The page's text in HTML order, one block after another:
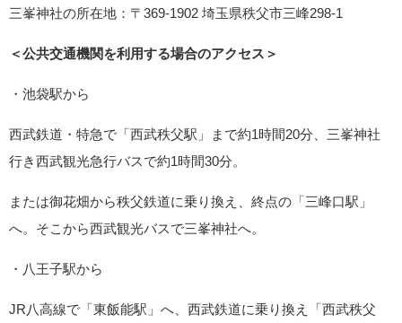
三峯神社の所在地：〒369-1902 埼玉県秩父市三峰298-1
＜公共交通機関を利用する場合のアクセス＞
・池袋駅から
西武鉄道・特急で「西武秩父駅」まで約1時間20分、三峯神社
行き西武観光急行バスで約1時間30分。
または御花畑から秩父鉄道に乗り換え、終点の「三峰口駅」
へ。そこから西武観光バスで三峯神社へ。
・八王子駅から
JR八高線で「東飯能駅」へ、西武鉄道に乗り換え「西武秩父